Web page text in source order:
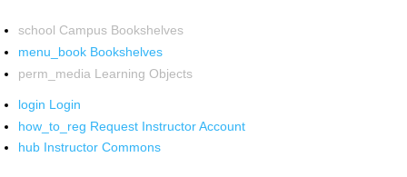
school Campus Bookshelves
menu_book Bookshelves
perm_media Learning Objects
login Login
how_to_reg Request Instructor Account
hub Instructor Commons